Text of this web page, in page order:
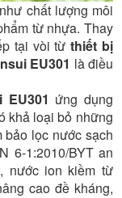
chất lượng môi
từ nhựa. Thay
tại vòi từ thiết bị
EU301 là điều
ứng dụng
khả loại bỏ những
bảo lọc nước sạch
6-1:2010/BYT an
nước ion kiềm từ
cao đề kháng,